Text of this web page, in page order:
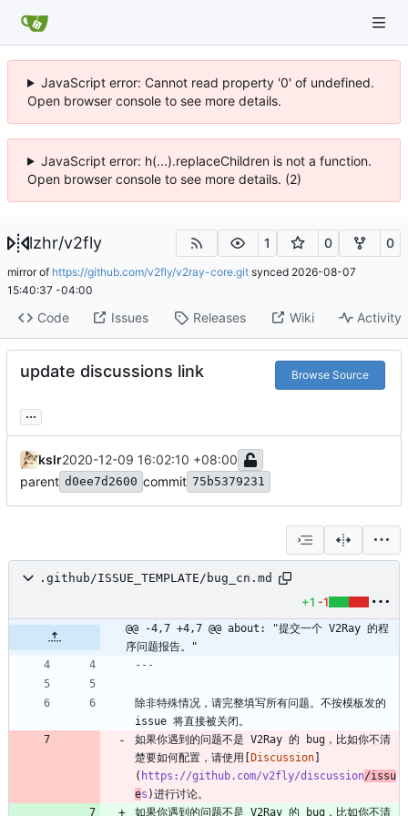
JavaScript error: Cannot read property '0' of undefined.
Open browser console to see more details.
JavaScript error: h(...).replaceChildren is not a function.
Open browser console to see more details. (2)
lzhr/v2fly 1 0 0
mirror of https://github.com/v2fly/v2ray-core.git synced 2026-08-07
15:40:37 -04:00
Code Issues Releases Wiki Activity
update discussions link Browse Source
...
kslr2020-12-09 16:02:10 +08:00
parent d0ee7d2600 commit 75b5379231
.github/ISSUE_TEMPLATE/bug_cn.md
+1 -1
@@ -4,7 +4,7 @@ about: "提交一个 V2Ray 的程
序问题报告。"
---
除非特殊情况，请完整填写所有问题。不按模板发的
如果你遇到的问题不是 V2Ray 的 bug，比如你不清
楚要如何配置，请使用[Discussion]
( https://github.com/v2fly/discussion/issu
es
如果你遇到的问题不是 V2Ray 的 bug，比如你不清